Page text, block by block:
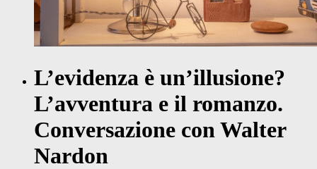
L’evidenza è un’illusione?
L’avventura e il romanzo.
Conversazione con Walter
Nardon